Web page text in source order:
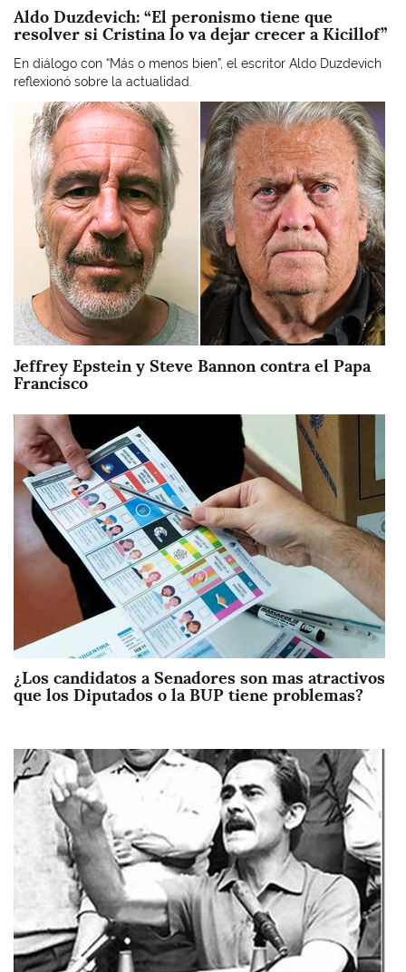
Aldo Duzdevich: “El peronismo tiene que
resolver si Cristina lo va dejar crecer a Kicillof”
En diálogo con “Más o menos bien”, el escritor Aldo Duzdevich
reflexionó sobre la actualidad.
Imagen
Jeffrey Epstein y Steve Bannon contra el Papa
Francisco
Imagen
¿Los candidatos a Senadores son mas atractivos
que los Diputados o la BUP tiene problemas?
Imagen